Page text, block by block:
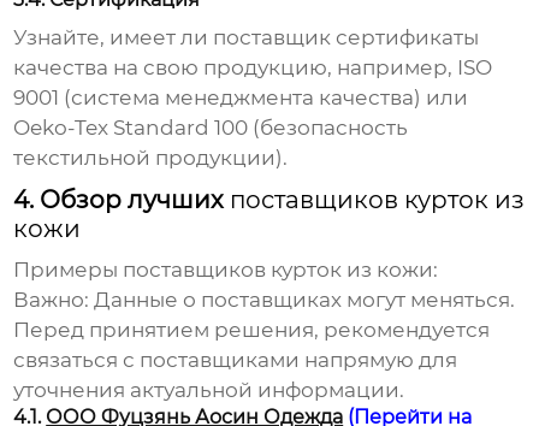
Узнайте, имеет ли поставщик сертификаты
качества на свою продукцию, например, ISO
9001 (система менеджмента качества) или
Oeko-Tex Standard 100 (безопасность
текстильной продукции).
4. Обзор лучших поставщиков курток из
кожи
Примеры поставщиков курток из кожи:
Важно: Данные о поставщиках могут меняться.
Перед принятием решения, рекомендуется
связаться с поставщиками напрямую для
уточнения актуальной информации.
4.1. ООО Фуцзянь Аосин Одежда (Перейти на